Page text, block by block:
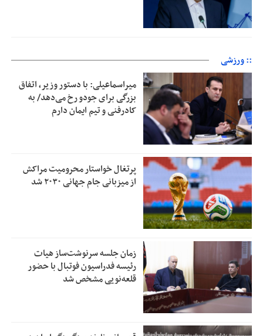
:: ورزشی
میراسماعیلی: با دستور وزیر، اتفاق
بزرگی برای جودو رخ می‌دهد/ به
کادرفنی و تیم ایمان دارم
پرتغال خواستار محرومیت مراکش
از میزبانی جام جهانی ۲۰۳۰ شد
زمان جلسه سرنوشت‌ساز هیات
رئیسه فدراسیون فوتبال با حضور
قلعه‌نویی مشخص شد